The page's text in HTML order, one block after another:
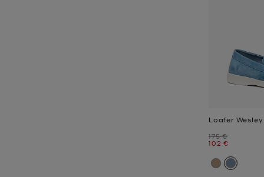
Loafer
Zuvor
175 €
Jetzt
102 €